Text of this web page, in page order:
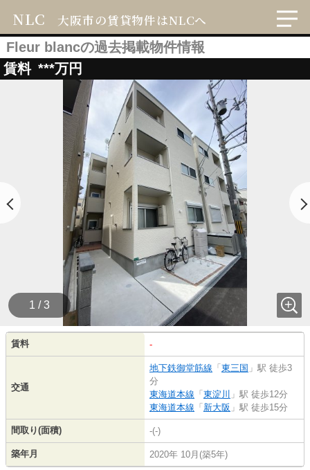
NLC 大阪市の賃貸物件はNLCへ
Fleur blancの過去掲載物件情報
賃料 ***万円
1 / 3
賃料 -
交通
地下鉄御堂筋線 「東三国 」駅 徒歩3
分
東海道本線 「東淀川 」駅 徒歩12分
東海道本線 「新大阪 」駅 徒歩15分
間取り(面積) -(-)
築年月 2020年 10月(築5年)